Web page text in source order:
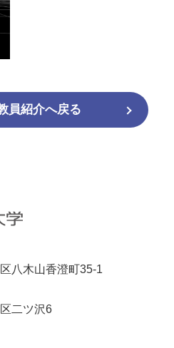
員紹介へ戻る
八木山香澄町35-1
二ツ沢6